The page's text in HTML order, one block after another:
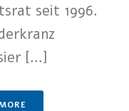
seit 1996.
[...]